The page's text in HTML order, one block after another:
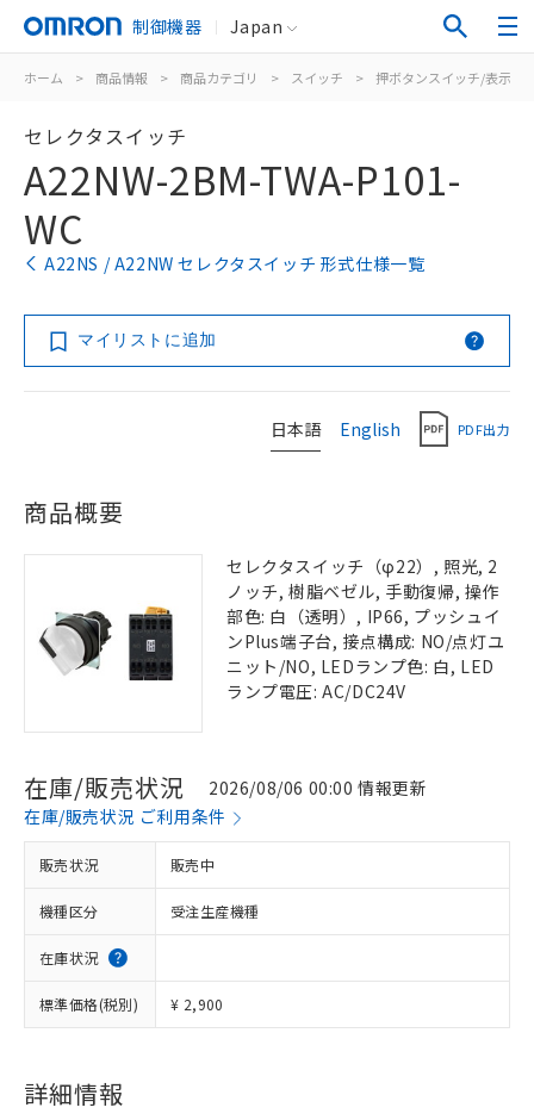
制御機器 Japan
ホーム > 商品情報 > 商品カテゴリ > スイッチ > 押ボタンスイッチ/表示灯
セレクタスイッチ
A22NW-2BM-TWA-P101-
WC
A22NS / A22NW セレクタスイッチ 形式仕様一覧
マイリストに追加
日本語 English PDF出力
商品概要
セレクタスイッチ（φ22）, 照光, 2
ノッチ, 樹脂ベゼル, 手動復帰, 操作
部色: 白（透明）, IP66, プッシュイ
ンPlus端子台, 接点構成: NO/点灯ユ
ニット/NO, LEDランプ色: 白, LED
ランプ電圧: AC/DC24V
在庫/販売状況
2026/08/06 00:00 情報更新
在庫/販売状況 ご利用条件
販売状況 販売中
機種区分 受注生産機種
在庫状況
標準価格(税別) ¥ 2,900
詳細情報